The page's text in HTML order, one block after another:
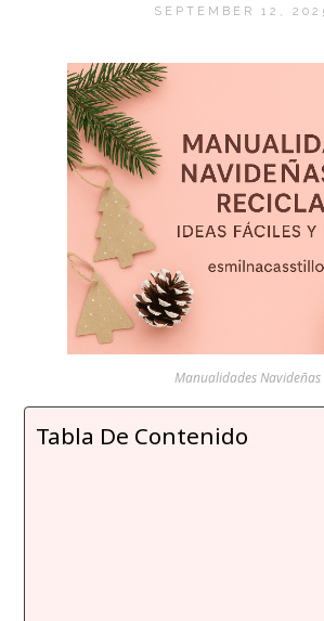
SEPTEMBER 12,
Manualidades Navideñas
Tabla De Contenido